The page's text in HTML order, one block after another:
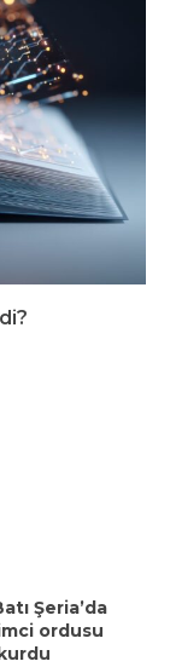
Şeria’da
ordusu
kurdu